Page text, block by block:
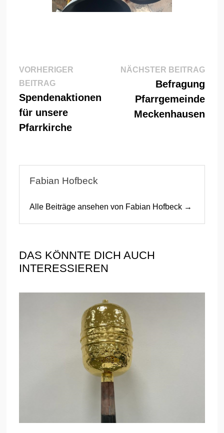
Beitragsnavigation
VORHERIGER
BEITRAGVorheriger
Beitrag:
Spendenaktionen
für unsere
Pfarrkirche
NÄCHSTER BEITRAG
Befragung
Pfarrgemeinde
Meckenhausen
Fabian Hofbeck
Alle Beiträge ansehen von Fabian Hofbeck →
DAS KÖNNTE DICH AUCH
INTERESSIEREN